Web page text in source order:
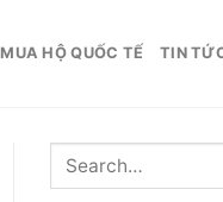
MUA HỘ QUỐC TẾ TIN